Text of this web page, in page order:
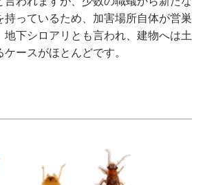
持っているため、加害場所自体が営巣
地下シロアリとも言われ、建物へは土
ースがほとんどです。